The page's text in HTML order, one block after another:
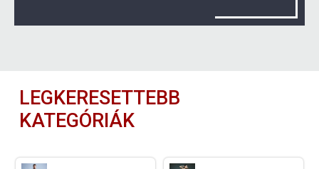
LEGKERESETTEBB
KATEGÓRIÁK